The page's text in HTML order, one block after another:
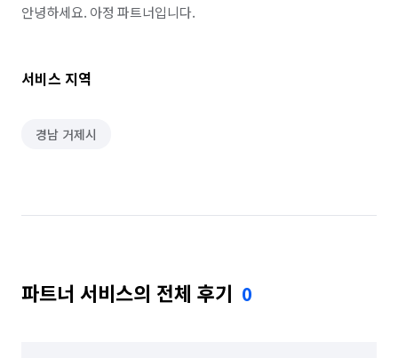
안녕하세요. 아정 파트너입니다.
서비스 지역
경남 거제시
파트너 서비스의 전체 후기 0